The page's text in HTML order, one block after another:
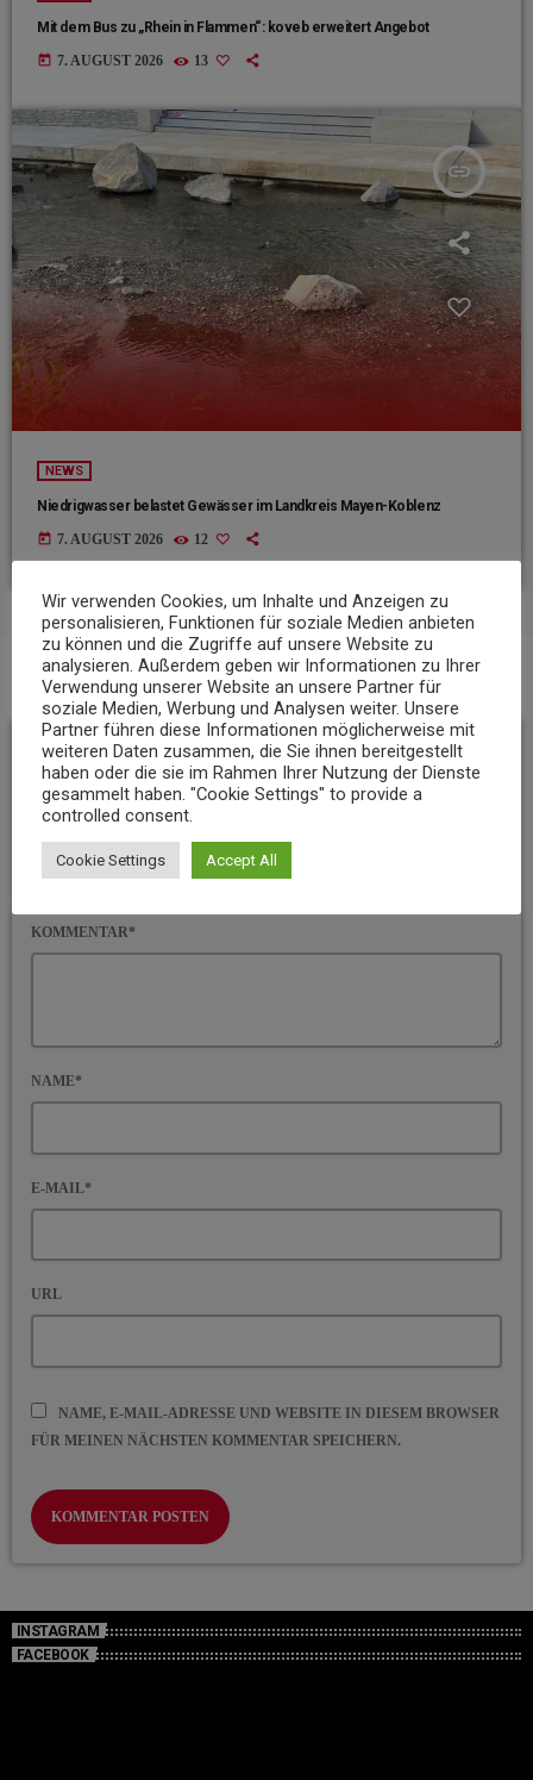
Mit dem Bus zu „Rhein in Flammen“: koveb erweitert Angebot
today 7. AUGUST 2026 13
insert_link
NEWS
Niedrigwasser belastet Gewässer im Landkreis Mayen-Koblenz
today 7. AUGUST 2026 12
BEITRAGS-KOMMENTARE (0)
Hinterlassen Sie eine
Antwort
Ihre E-Mail-Adresse wird nicht veröffentlicht. Pflichtfelder sind
KOMMENTAR*
NAME*
E-MAIL*
URL
NAME, E-MAIL-ADRESSE UND WEBSITE IN DIESEM BROWSER
FÜR MEINEN NÄCHSTEN KOMMENTAR SPEICHERN.
INSTAGRAM
FACEBOOK
Wir verwenden Cookies, um Inhalte und Anzeigen zu
personalisieren, Funktionen für soziale Medien anbieten
zu können und die Zugriffe auf unsere Website zu
analysieren. Außerdem geben wir Informationen zu Ihrer
Verwendung unserer Website an unsere Partner für
soziale Medien, Werbung und Analysen weiter. Unsere
Partner führen diese Informationen möglicherweise mit
weiteren Daten zusammen, die Sie ihnen bereitgestellt
haben oder die sie im Rahmen Ihrer Nutzung der Dienste
gesammelt haben. "Cookie Settings" to provide a
controlled consent.
Cookie Settings Accept All